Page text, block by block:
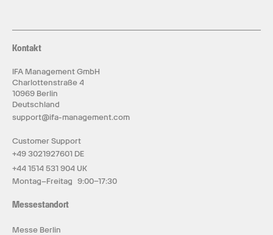
Kontakt
IFA Management GmbH
Charlottenstraße 4
10969 Berlin
Deutschland
support@ifa-management.com
Customer Support
+49 3021927601 DE
+44 1514 531 904 UK
Montag–Freitag 9:00–17:30
Messestandort
Messe Berlin